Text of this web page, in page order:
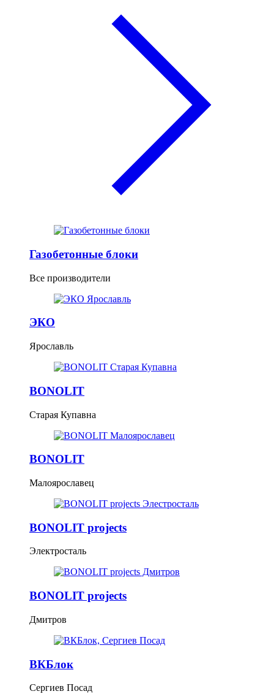
Газобетонные блоки
Все производители
ЭКО
Ярославль
BONOLIT
Старая Купавна
BONOLIT
Малоярославец
BONOLIT projects
Электросталь
BONOLIT projects
Дмитров
ВКБлок
Сергиев Посад